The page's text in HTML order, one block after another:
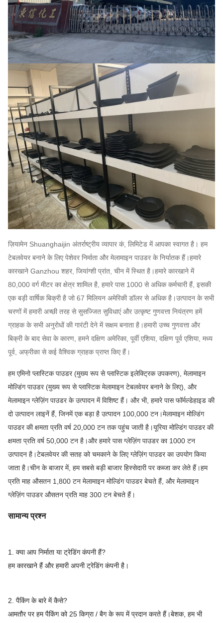
ज़ियामेन Shuanghaijin अंतर्राष्ट्रीय व्यापार कं, लिमिटेड में आपका स्वागत है। हम
टेबलवेयर बनाने के लिए पेशेवर निर्माता और मेलामाइन पाउडर के निर्यातक हैं।हमारे
कारखाने Ganzhou शहर, जियांग्शी प्रांत, चीन में स्थित है।हमारे कारखाने में
80,000 वर्ग मीटर का क्षेत्र शामिल है, हमारे पास 1000 से अधिक कर्मचारी हैं, इसकी
एक बड़ी वार्षिक बिक्री है जो 67 मिलियन अमेरिकी डॉलर से अधिक है।उत्पादन के सभी
चरणों में हमारी अच्छी तरह से सुसज्जित सुविधाएं और उत्कृष्ट गुणवत्ता नियंत्रण हमें
ग्राहक के सभी अनुरोधों की गारंटी देने में सक्षम बनाता है।हमारी उच्च गुणवत्ता और
बिक्री के बाद सेवा के कारण, हमने दक्षिण अमेरिका, पूर्वी एशिया, दक्षिण पूर्व एशिया, मध्य
पूर्व, अफ्रीका से कई वैश्विक ग्राहक प्राप्त किए हैं।
हम एमिनो प्लास्टिक पाउडर (मुख्य रूप से प्लास्टिक इलेक्ट्रिक उपकरण), मेलामाइन
मोल्डिंग पाउडर (मुख्य रूप से प्लास्टिक मेलामाइन टेबलवेयर बनाने के लिए), और
मेलामाइन ग्लेज़िंग पाउडर के उत्पादन में विशिष्ट हैं। और भी, हमारे पास फॉर्मल्डेहाइड की
दो उत्पादन लाइनें हैं, जिनमें एक बड़ा है उत्पादन 100,000 टन।मेलामाइन मोल्डिंग
पाउडर की क्षमता प्रति वर्ष 20,000 टन तक पहुंच जाती है।यूरिया मोल्डिंग पाउडर की
क्षमता प्रति वर्ष 50,000 टन है।और हमारे पास ग्लेज़िंग पाउडर का 1000 टन
उत्पादन है।टेबलवेयर की सतह को चमकाने के लिए ग्लेज़िंग पाउडर का उपयोग किया
जाता है।चीन के बाजार में, हम सबसे बड़ी बाजार हिस्सेदारी पर कब्जा कर लेते हैं।हम
प्रति माह औसतन 1,800 टन मेलामाइन मोल्डिंग पाउडर बेचते हैं, और मेलामाइन
ग्लेज़िंग पाउडर औसतन प्रति माह 300 टन बेचते हैं।
सामान्य प्रश्न
1. क्या आप निर्माता या ट्रेडिंग कंपनी हैं?
हम कारखाने हैं और हमारी अपनी ट्रेडिंग कंपनी है।
2. पैकिंग के बारे में कैसे?
आमतौर पर हम पैकिंग को 25 किग्रा / बैग के रूप में प्रदान करते हैं।बेशक, हम भी